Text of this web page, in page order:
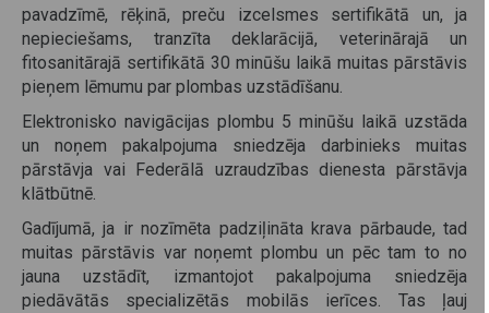
pavadzīmē, rēķinā, preču izcelsmes sertifikātā un, ja
nepieciešams, tranzīta deklarācijā, veterinārajā un
fitosanitārajā sertifikātā 30 minūšu laikā muitas pārstāvis
pieņem lēmumu par plombas uzstādīšanu.
Elektronisko navigācijas plombu 5 minūšu laikā uzstāda
un noņem pakalpojuma sniedzēja darbinieks muitas
pārstāvja vai Federālā uzraudzības dienesta pārstāvja
klātbūtnē.
Gadījumā, ja ir nozīmēta padziļināta krava pārbaude, tad
muitas pārstāvis var noņemt plombu un pēc tam to no
jauna uzstādīt, izmantojot pakalpojuma sniedzēja
piedāvātās specializētās mobilās ierīces. Tas ļauj